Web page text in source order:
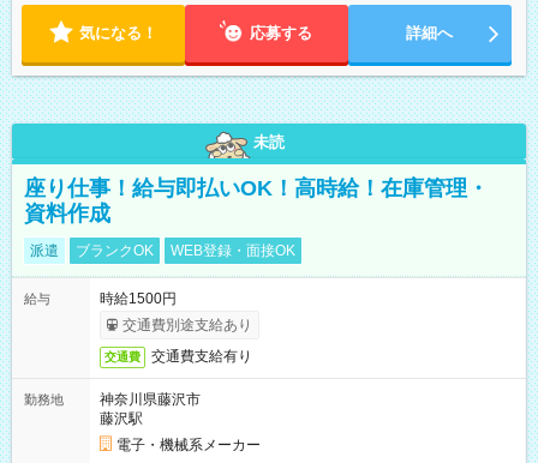
気になる！ 応募する 詳細へ
未読
座り仕事！給与即払いOK！高時給！在庫管理・
資料作成
派遣 ブランクOK WEB登録・面接OK
給与
時給1500円
交通費別途支給あり
交通費 交通費支給有り
勤務地
神奈川県藤沢市
藤沢駅
電子・機械系メーカー